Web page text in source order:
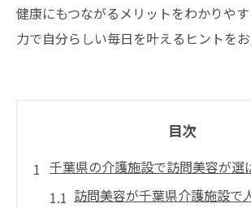
健康にもつながるメリットをわかりや
力で自分らしい毎日を叶えるヒントをお
目次
千葉県の介護施設で訪問美容が選
訪問美容が千葉県介護施設で